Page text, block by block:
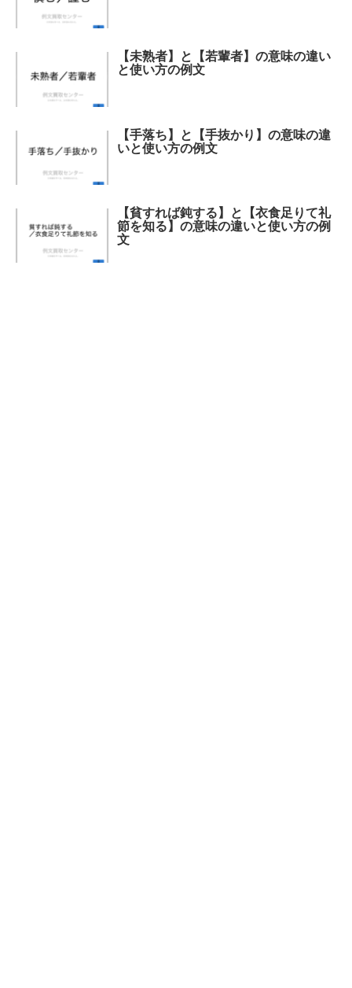
【未熟者】と【若輩者】の意味の違い
と使い方の例文
【手落ち】と【手抜かり】の意味の違
いと使い方の例文
【貧すれば鈍する】と【衣食足りて礼
節を知る】の意味の違いと使い方の例
文